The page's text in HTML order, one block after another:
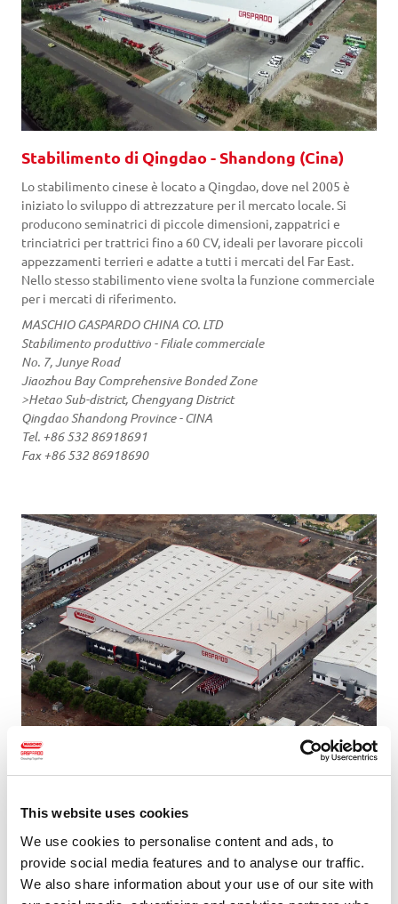
This website uses cookies
We use cookies to personalise content and ads, to
provide social media features and to analyse our traffic.
We also share information about your use of our site with
Stabilimento di Qingdao - Shandong (Cina)
Lo stabilimento cinese è locato a Qingdao, dove nel 2005 è
iniziato lo sviluppo di attrezzature per il mercato locale. Si
producono seminatrici di piccole dimensioni, zappatrici e
trinciatrici per trattrici fino a 60 CV, ideali per lavorare piccoli
appezzamenti terrieri e adatte a tutti i mercati del Far East.
Nello stesso stabilimento viene svolta la funzione commerciale
per i mercati di riferimento.
MASCHIO GASPARDO CHINA CO. LTD
Stabilimento produttivo - Filiale commerciale
No. 7, Junye Road
Jiaozhou Bay Comprehensive Bonded Zone
>Hetao Sub-district, Chengyang District
Qingdao Shandong Province - CINA
Tel. +86 532 86918691
Fax +86 532 86918690
Stabilimento di Ranjangaon - Pune District -
Lo stabilimento indiano è stato inaugurato nel 2011. La
produzione riguarda principalmente zappatrici, con una
capacità di circa oltre 30.000 unità all'anno distribuite
attraverso l'apparato commerciale che opera prevalentemente
all'interno del mercato locale.